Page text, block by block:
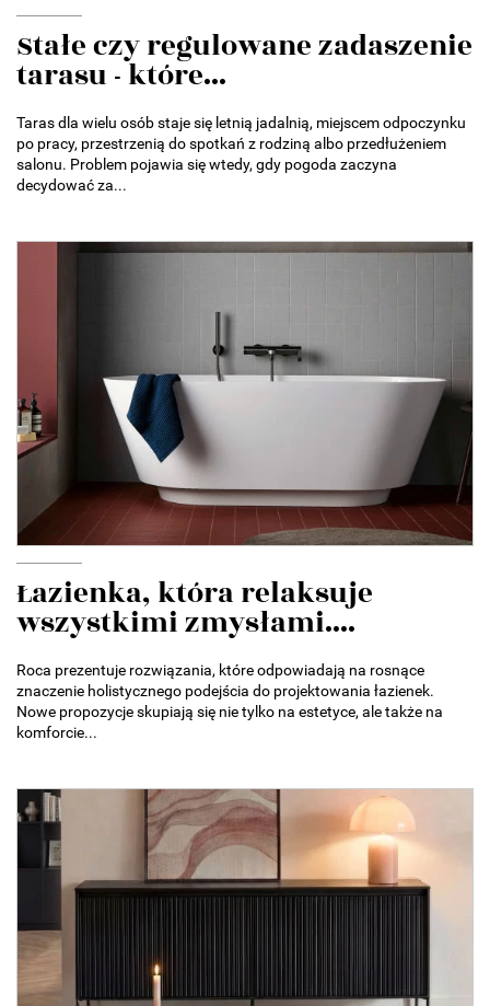
Stałe czy regulowane zadaszenie
tarasu - które...
Taras dla wielu osób staje się letnią jadalnią, miejscem odpoczynku
po pracy, przestrzenią do spotkań z rodziną albo przedłużeniem
salonu. Problem pojawia się wtedy, gdy pogoda zaczyna
decydować za...
Łazienka, która relaksuje
wszystkimi zmysłami....
Roca prezentuje rozwiązania, które odpowiadają na rosnące
znaczenie holistycznego podejścia do projektowania łazienek.
Nowe propozycje skupiają się nie tylko na estetyce, ale także na
komforcie...